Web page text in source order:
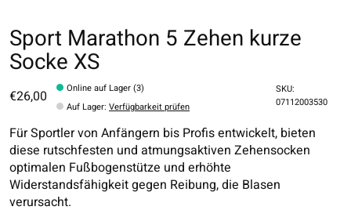
Sport Marathon 5 Zehen kurze
Socke XS
€26,00
Online auf Lager (3)
Auf Lager:Verfügbarkeit prüfen
SKU:
07112003530
Für Sportler von Anfängern bis Profis entwickelt, bieten
diese rutschfesten und atmungsaktiven Zehensocken
optimalen Fußbogenstütze und erhöhte
Widerstandsfähigkeit gegen Reibung, die Blasen
verursacht.